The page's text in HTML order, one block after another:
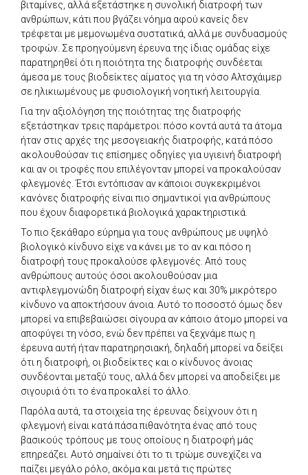
βιταμίνες, αλλά εξετάστηκε η συνολική διατροφή των
ανθρώπων, κάτι που βγάζει νόημα αφού κανείς δεν
τρέφεται με μεμονωμένα συστατικά, αλλά με συνδυασμούς
τροφών. Σε προηγούμενη έρευνα της ίδιας ομάδας είχε
παρατηρηθεί ότι η ποιότητα της διατροφής συνδέεται
άμεσα με τους βιοδείκτες αίματος για τη νόσο Αλτσχάιμερ
σε ηλικιωμένους με φυσιολογική νοητική λειτουργία.
Για την αξιολόγηση της ποιότητας της διατροφής
εξετάστηκαν τρεις παράμετροι: πόσο κοντά αυτά τα άτομα
ήταν στις αρχές της μεσογειακής διατροφής, κατά πόσο
ακολουθούσαν τις επίσημες οδηγίες για υγιεινή διατροφή
και αν οι τροφές που επιλέγονταν μπορεί να προκαλούσαν
φλεγμονές. Έτσι εντόπισαν αν κάποιοι συγκεκριμένοι
κανόνες διατροφής είναι πιο σημαντικοί για ανθρώπους
που έχουν διαφορετικά βιολογικά χαρακτηριστικά.
Το πιο ξεκάθαρο εύρημα για τους ανθρώπους με υψηλό
βιολογικό κίνδυνο είχε να κάνει με το αν και πόσο η
διατροφή τους προκαλούσε φλεγμονές. Από τους
ανθρώπους αυτούς όσοι ακολουθούσαν μια
αντιφλεγμονώδη διατροφή είχαν έως και 30% μικρότερο
κίνδυνο να αποκτήσουν άνοια. Αυτό το ποσοστό όμως δεν
μπορεί να επιβεβαιώσει σίγουρα αν κάποιο άτομο μπορεί να
αποφύγει τη νόσο, ενώ δεν πρέπει να ξεχνάμε πως η
έρευνα αυτή ήταν παρατηρησιακή, δηλαδή μπορεί να δείξει
ότι η διατροφή, οι βιοδείκτες και ο κίνδυνος άνοιας
συνδέονται μεταξύ τους, αλλά δεν μπορεί να αποδείξει με
σιγουριά ότι το ένα προκαλεί το άλλο.
Παρόλα αυτά, τα στοιχεία της έρευνας δείχνουν ότι η
φλεγμονή είναι κατά πάσα πιθανότητα ένας από τους
βασικούς τρόπους με τους οποίους η διατροφή μάς
επηρεάζει. Αυτό σημαίνει ότι το τι τρώμε συνεχίζει να
παίζει μεγάλο ρόλο, ακόμα και μετά τις πρώτες